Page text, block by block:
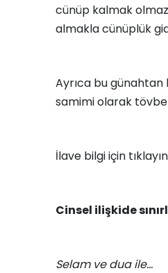
cünüp kalmak
almakla cünüplük
Ayrıca bu
samimi olarak
İlave bilgi için
Cinsel ilişkide
Selam ve dua ile…